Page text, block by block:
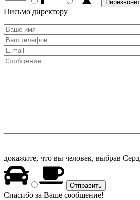
Письмо директору
докажите, что вы человек, выбрав
Спасибо за Ваше сообщение!